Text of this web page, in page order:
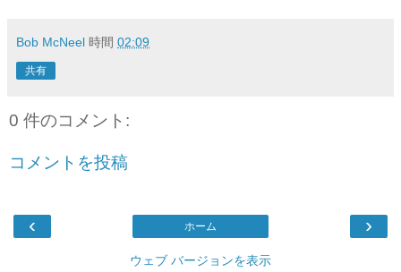
Bob McNeel 時間 02:09
共有
0 件のコメント:
コメントを投稿
‹ ›
ホーム
ウェブ バージョンを表示